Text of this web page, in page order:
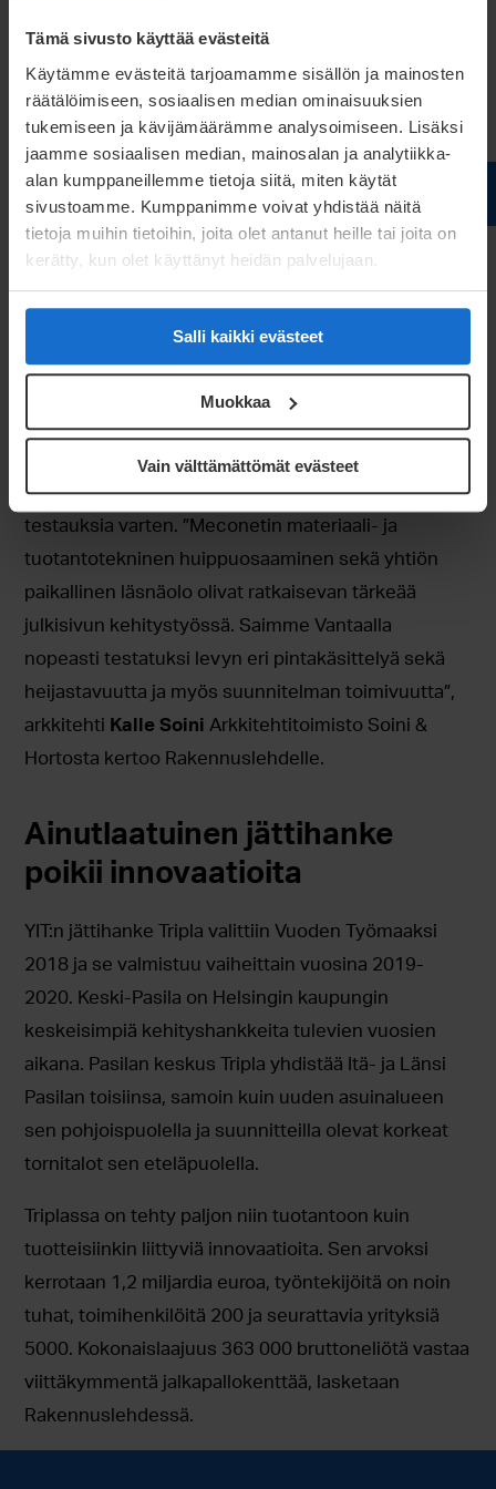
Tämä sivusto käyttää evästeitä
Käytämme evästeitä tarjoamamme sisällön ja mainosten
räätälöimiseen, sosiaalisen median ominaisuuksien
tukemiseen ja kävijämäärämme analysoimiseen. Lisäksi
jaamme sosiaalisen median, mainosalan ja analytiikka-
alan kumppaneillemme tietoja siitä, miten käytät
sivustoamme. Kumppanimme voivat yhdistää näitä
tietoja muihin tietoihin, joita olet antanut heille tai joita on
kerätty, kun olet käyttänyt heidän palvelujaan.
Salli kaikki evästeet
Muokkaa
Vain välttämättömät evästeet
muassa innovaatiokilpailun kautta. ”Oli selvää, että
rakenteen täytyy olla säänkestävä ja pitkäikäinen,
mutta myös turvallinen ja mahdollisimman
vaivattomasti ylläpidettävä”, Pakkala listaa. Triplassa
todettiin syvävedetyn rosterilevyn täyttävän nämä
kriteerit parhaiten. ”Varsinkin kun sitä voi lisäksi
varioida yllättävän monipuolisesti”, Pakkala
perustelee. Vastaava ei olisi onnistunut aluksi
vaihtoehtona pidetyllä maalatulla
alumiinielementillä.
Siinä missä Äänekosken tehtaalla valmistetaan
Triplan julkisivuihin kaikkiaan noin 5000
syvävedettyä ohutlevyelementtiä, on Meconetin
Vantaan toimipiste toiminut joustavasti elementtien
testauksia varten. ”Meconetin materiaali- ja
tuotantotekninen huippuosaaminen sekä yhtiön
paikallinen läsnäolo olivat ratkaisevan tärkeää
julkisivun kehitystyössä. Saimme Vantaalla
nopeasti testatuksi levyn eri pintakäsittelyä sekä
heijastavuutta ja myös suunnitelman toimivuutta”,
arkkitehti Kalle Soini Arkkitehtitoimisto Soini &
Hortosta kertoo Rakennuslehdelle.
Ainutlaatuinen jättihanke
poikii innovaatioita
YIT:n jättihanke Tripla valittiin Vuoden Työmaaksi
2018 ja se valmistuu vaiheittain vuosina 2019-
2020. Keski-Pasila on Helsingin kaupungin
keskeisimpiä kehityshankkeita tulevien vuosien
aikana. Pasilan keskus Tripla yhdistää Itä- ja Länsi
Pasilan toisiinsa, samoin kuin uuden asuinalueen
sen pohjoispuolella ja suunnitteilla olevat korkeat
tornitalot sen eteläpuolella.
Triplassa on tehty paljon niin tuotantoon kuin
tuotteisiinkin liittyviä innovaatioita. Sen arvoksi
kerrotaan 1,2 miljardia euroa, työntekijöitä on noin
tuhat, toimihenkilöitä 200 ja seurattavia yrityksiä
5000. Kokonaislaajuus 363 000 bruttoneliötä vastaa
viittäkymmentä jalkapallokenttää, lasketaan
Rakennuslehdessä.